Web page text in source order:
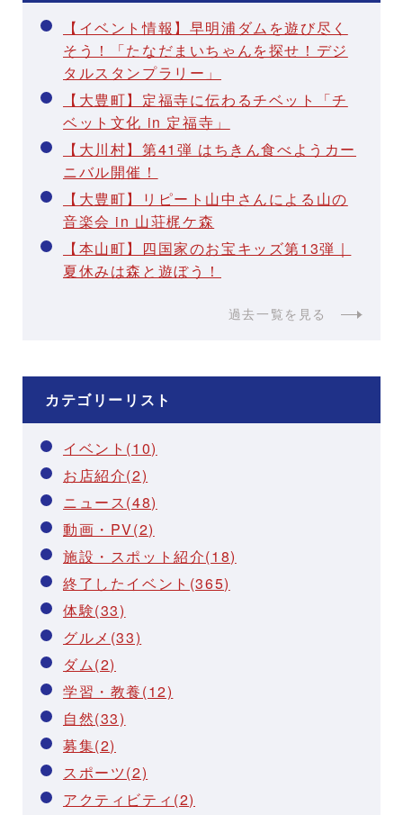
【イベント情報】早明浦ダムを遊び尽く
そう！「たなだまいちゃんを探せ！デジ
タルスタンプラリー」
【大豊町】定福寺に伝わるチベット「チ
ベット文化 in 定福寺」
【大川村】第41弾 はちきん食べようカー
ニバル開催！
【大豊町】リピート山中さんによる山の
音楽会 in 山荘梶ケ森
【本山町】四国家のお宝キッズ第13弾｜
夏休みは森と遊ぼう！
過去一覧を見る
カテゴリーリスト
イベント(10)
お店紹介(2)
ニュース(48)
動画・PV(2)
施設・スポット紹介(18)
終了したイベント(365)
体験(33)
グルメ(33)
ダム(2)
学習・教養(12)
自然(33)
募集(2)
スポーツ(2)
アクティビティ(2)